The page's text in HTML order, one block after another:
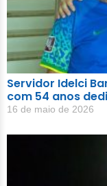
Servidor Idelci
com 54 anos
16 de maio de 2026